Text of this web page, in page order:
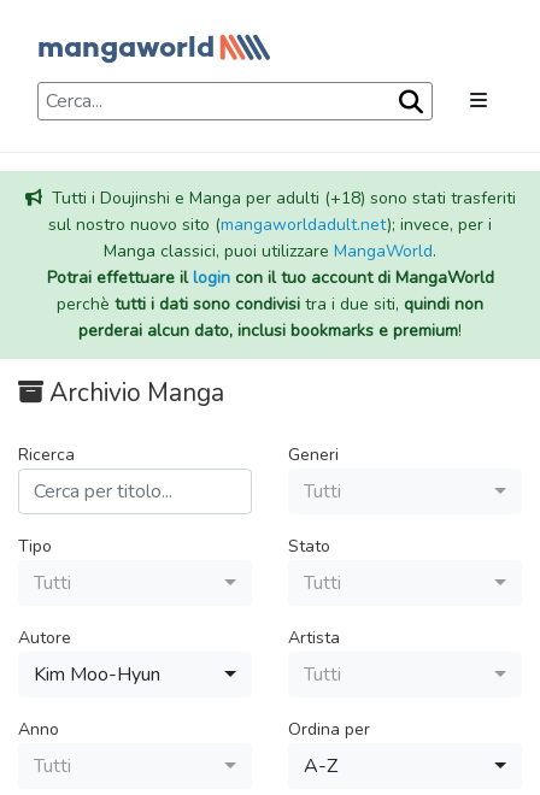
Tutti i Doujinshi e Manga per adulti (+18) sono stati trasferiti
sul nostro nuovo sito (mangaworldadult.net); invece, per i
Manga classici, puoi utilizzare MangaWorld.
Potrai effettuare illogincon il tuo account di MangaWorld
perchè tutti i dati sono condivisi tra i due siti, quindi non
perderai alcun dato, inclusi bookmarks e premium!
Archivio Manga
Ricerca Generi
Tutti
Tipo
Tutti
Stato
Tutti
Autore
Kim Moo-Hyun
Artista
Tutti
Anno
Tutti
Ordina per
A-Z